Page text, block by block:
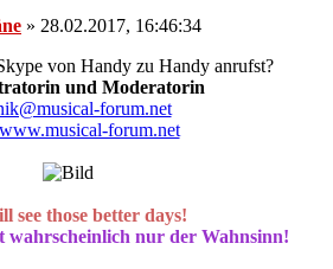
» 28.02.2017, 16:46:34
von Handy zu Handy anrufst?
und Moderatorin
forum.net
forum.net
see those better days!
nur der Wahnsinn!